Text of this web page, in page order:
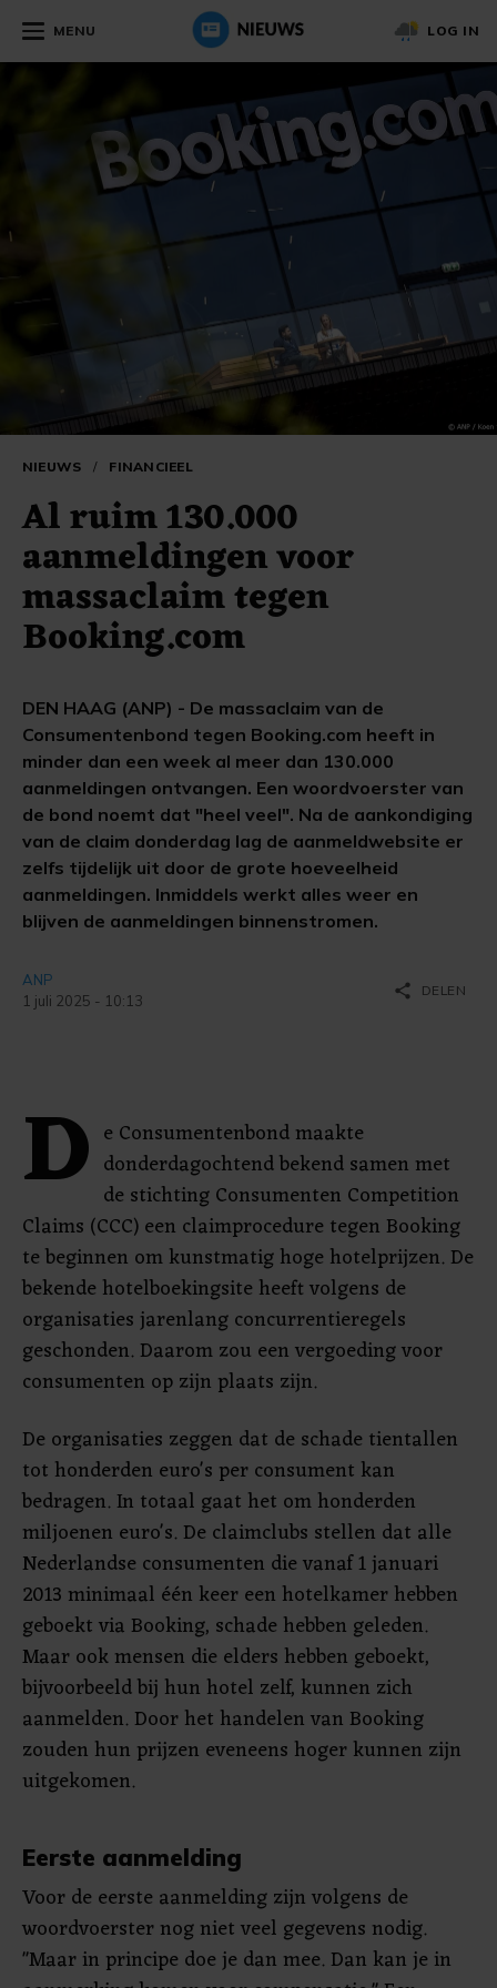
MENU LOG IN
NIEUWS / FINANCIEEL
Al ruim 130.000
aanmeldingen voor
massaclaim tegen
Booking.com
DEN HAAG (ANP) - De massaclaim van de
Consumentenbond tegen Booking.com heeft in
minder dan een week al meer dan 130.000
aanmeldingen ontvangen. Een woordvoerster van
de bond noemt dat "heel veel". Na de aankondiging
van de claim donderdag lag de aanmeldwebsite er
zelfs tijdelijk uit door de grote hoeveelheid
aanmeldingen. Inmiddels werkt alles weer en
blijven de aanmeldingen binnenstromen.
ANP
1 juli 2025 - 10:13
share DELEN
D e Consumentenbond maakte
donderdagochtend bekend samen met
de stichting Consumenten Competition
Claims (CCC) een claimprocedure tegen Booking
te beginnen om kunstmatig hoge hotelprijzen. De
bekende hotelboekingsite heeft volgens de
organisaties jarenlang concurrentieregels
geschonden. Daarom zou een vergoeding voor
consumenten op zijn plaats zijn.
De organisaties zeggen dat de schade tientallen
tot honderden euro's per consument kan
bedragen. In totaal gaat het om honderden
miljoenen euro's. De claimclubs stellen dat alle
Nederlandse consumenten die vanaf 1 januari
2013 minimaal één keer een hotelkamer hebben
geboekt via Booking, schade hebben geleden.
Maar ook mensen die elders hebben geboekt,
bijvoorbeeld bij hun hotel zelf, kunnen zich
aanmelden. Door het handelen van Booking
zouden hun prijzen eveneens hoger kunnen zijn
uitgekomen.
Eerste aanmelding
Voor de eerste aanmelding zijn volgens de
woordvoerster nog niet veel gegevens nodig.
"Maar in principe doe je dan mee. Dan kan je in